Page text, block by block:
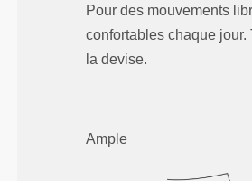
Pour des mouvements
confortables chaque jour.
la devise.
Ample